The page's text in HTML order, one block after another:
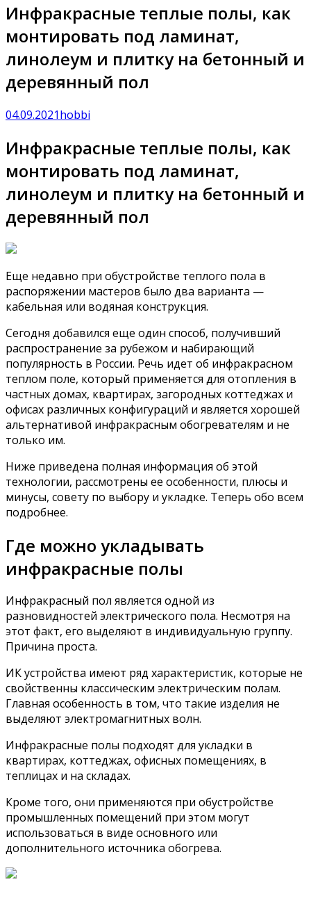
Инфракрасные теплые полы, как
монтировать под ламинат,
линолеум и плитку на бетонный и
деревянный пол
04.09.2021hobbi
Инфракрасные теплые полы, как
монтировать под ламинат,
линолеум и плитку на бетонный и
деревянный пол
Еще недавно при обустройстве теплого пола в
распоряжении мастеров было два варианта —
кабельная или водяная конструкция.
Сегодня добавился еще один способ, получивший
распространение за рубежом и набирающий
популярность в России. Речь идет об инфракрасном
теплом поле, который применяется для отопления в
частных домах, квартирах, загородных коттеджах и
офисах различных конфигураций и является хорошей
альтернативой инфракрасным обогревателям и не
только им.
Ниже приведена полная информация об этой
технологии, рассмотрены ее особенности, плюсы и
минусы, совету по выбору и укладке. Теперь обо всем
подробнее.
Где можно укладывать
инфракрасные полы
Инфракрасный пол является одной из
разновидностей электрического пола. Несмотря на
этот факт, его выделяют в индивидуальную группу.
Причина проста.
ИК устройства имеют ряд характеристик, которые не
свойственны классическим электрическим полам.
Главная особенность в том, что такие изделия не
выделяют электромагнитных волн.
Инфракрасные полы подходят для укладки в
квартирах, коттеджах, офисных помещениях, в
теплицах и на складах.
Кроме того, они применяются при обустройстве
промышленных помещений при этом могут
использоваться в виде основного или
дополнительного источника обогрева.